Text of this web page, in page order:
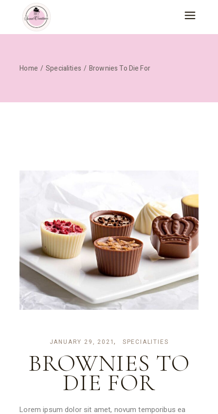
Home Specialities Brownies To Die For
JANUARY 29, 2021 SPECIALITIES
BROWNIES TO
DIE FOR
Lorem ipsum dolor sit amet, novum temporibus ea